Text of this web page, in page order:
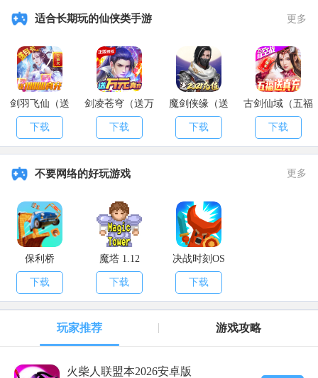
然后门派内找人打听，打听顺序建议为万浩宏(25，15)，尹天殇
则万浩宏可能不会触发后续对话。
最后万浩宏等消息(一小时)，再提供30阴阳花60紫金20月光石20
冰蚕丝，等30分钟陶天赋升级
以上就是关于 烟雨江湖泉州幽魂任务触发推荐
的相关内容，更多
最新游戏资讯请关注APK8安卓网。
适合长期玩的仙侠类手游 更多
剑羽飞仙（送
10000真充）
下载
剑凌苍穹（送万
元真充）
下载
魔剑侠缘（送
2021充值）
下载
古剑仙域（五福
送真充）
下载
不要网络的好玩游戏 更多
保利桥
下载
魔塔 1.12
下载
决战时刻OS
下载
玩家推荐 游戏攻略
火柴人联盟本2026安卓版